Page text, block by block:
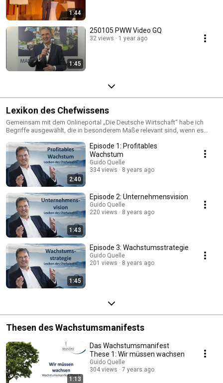
1:44
1:45
250105 PWW Video GQ
32 views 1 year ago
Lexikon des Chefwissens
Gemeinsam mit dem Onlineportal „Die Deutsche Wirtschaft“ habe ich
Begriffe ausgewählt, die in besonderem Maße relevant sind, wenn es
innen heraus zu generieren. Entstanden sind 17 Kurzvideos in denen jeder
Begriff in maximal 3 Minuten dargelegt wird. Dabei erhältst Du nicht nur
eine Begriffsdefinition – sondern vor allem Gedankenanstöße für das
eigene Unternehmen, Gesprächsstoff für interne Arbeitstreffen und
Austauschgespräche sowie Umsetzungsimpulse für Dein Team.
2:40
Episode 1: Profitables
Wachstum
Guido Quelle
334 views
8 years ago
1:43
Episode 2: Unternehmensvision
Guido Quelle
220 views
8 years ago
1:45
Episode 3: Wachstumsstrategie
Guido Quelle
201 views
8 years ago
Thesen des Wachstumsmanifests
1:13
Das Wachstumsmanifest
These 1: Wir müssen wachsen
Guido Quelle
304 views
7 years ago